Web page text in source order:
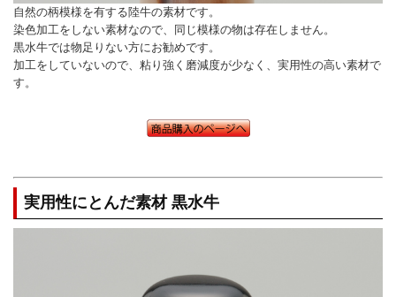
自然の柄模様を有する陸牛の素材です。
染色加工をしない素材なので、同じ模様の物は存在しません。
黒水牛では物足りない方にお勧めです。
加工をしていないので、粘り強く磨減度が少なく、実用性の高い素材で
す。
実用性にとんだ素材 黒水牛